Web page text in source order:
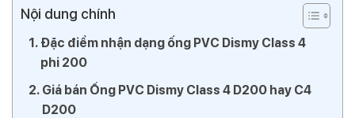
Nội dung chính
Đặc điểm nhận dạng ống PVC Dismy Class 4
phi 200
Giá bán Ống PVC Dismy Class 4 D200 hay C4
D200